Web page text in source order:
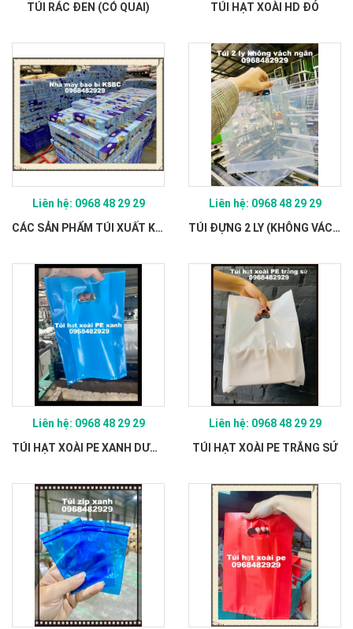
TÚI RÁC ĐEN (CÓ QUAI)
TÚI HẠT XOÀI HD ĐỎ
Liên hệ: 0968 48 29 29
CÁC SẢN PHẨM TÚI XUẤT KHẨU
Liên hệ: 0968 48 29 29
TÚI ĐỰNG 2 LY (KHÔNG VÁCH NGĂN)
Liên hệ: 0968 48 29 29
TÚI HẠT XOÀI PE XANH DƯƠNG
Liên hệ: 0968 48 29 29
TÚI HẠT XOÀI PE TRẮNG SỨ